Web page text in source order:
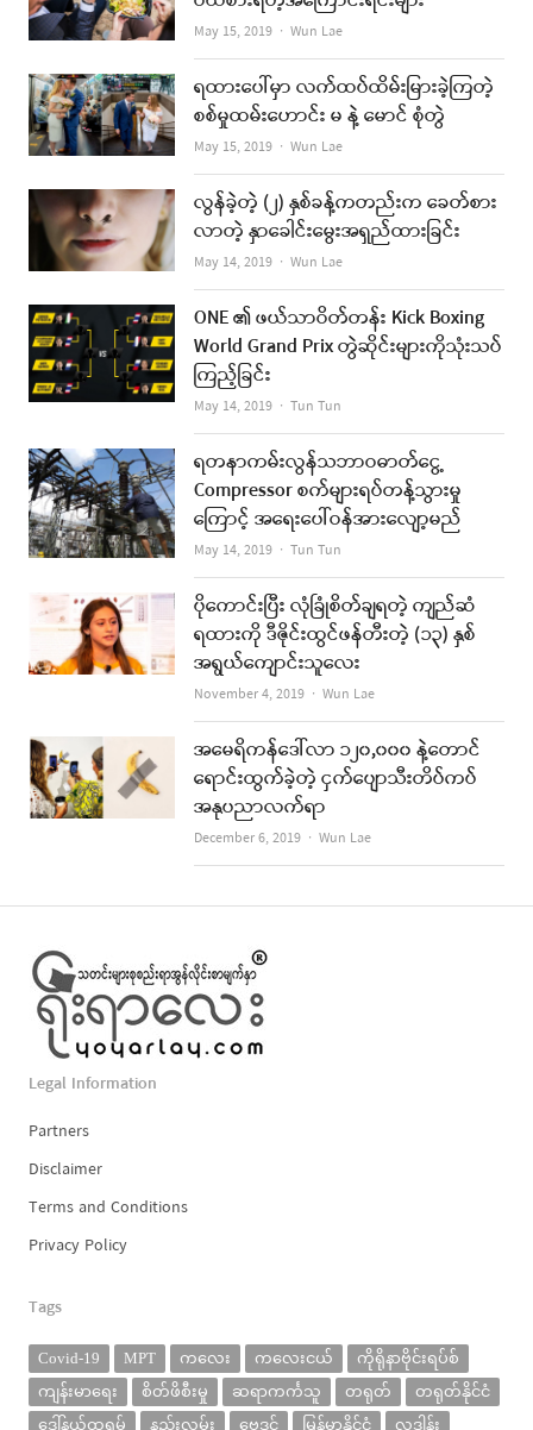
May 15, 2019 Author
Wun Lae
ရထားပေါ်မှာ လက်ထပ်ထိမ်းမြားခဲ့ကြတဲ့
စစ်မှုထမ်းဟောင်း မ နဲ့ မောင် စုံတွဲ
May 15, 2019 Author
Wun Lae
လွန်ခဲ့တဲ့ (၂) နှစ်ခန့်ကတည်းက ခေတ်စား
လာတဲ့ နှာခေါင်းမွေးအရှည်ထားခြင်း
May 14, 2019 Author
Wun Lae
ONE ၏ ဖယ်သာဝိတ်တန်း Kick Boxing
World Grand Prix တွဲဆိုင်းများကိုသုံးသပ်
ကြည့်ခြင်း
May 14, 2019 Author
Tun Tun
ရတနာကမ်းလွန်သဘာဝဓာတ်ငွေ့
Compressor စက်များရပ်တန့်သွားမှု
ကြောင့် အရေးပေါ်ဝန်အားလျော့မည်
May 14, 2019 Author
Tun Tun
ပိုကောင်းပြီး လုံခြုံစိတ်ချရတဲ့ ကျည်ဆံ
ရထားကို ဒီဇိုင်းထွင်ဖန်တီးတဲ့ (၁၃) နှစ်
အရွယ်ကျောင်းသူလေး
November 4, 2019 Author
Wun Lae
အမေရိကန်ဒေါ်လာ ၁၂၀,၀၀၀ နဲ့တောင်
ရောင်းထွက်ခဲ့တဲ့ ငှက်ပျောသီးတိပ်ကပ်
အနုပညာလက်ရာ
December 6, 2019 Author
Wun Lae
Legal Information
Partners
Disclaimer
Terms and Conditions
Privacy Policy
Tags
Covid-19 MPT ကလေး ကလေးငယ်
ကိုရိုနာဗိုင်းရပ်စ်
ကျန်းမာရေး
စိတ်ဖိစီးမှု ဆရာကင်္ကသူ တရုတ်
တရုတ်နိုင်ငံ
ဒေါ်နယ်ထရမ့်
နည်းလမ်း ဗေဒင် မြန်မာနိုင်ငံ လှူဒါန်း